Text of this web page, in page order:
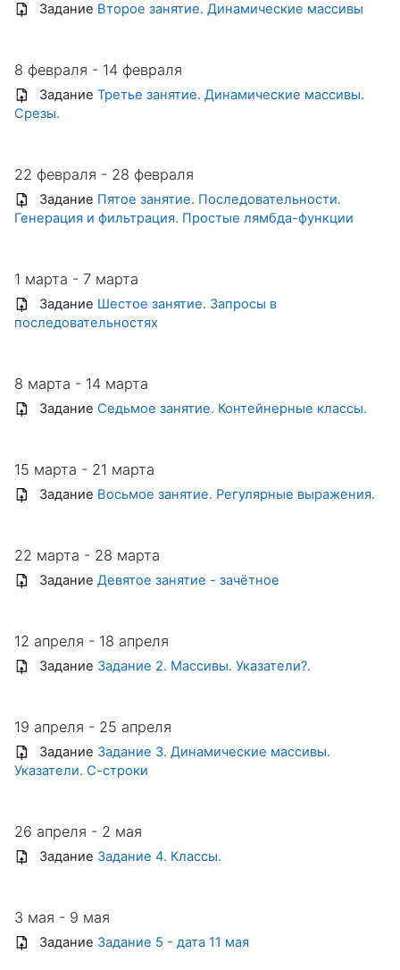
Задание Второе занятие. Динамические массивы
8 февраля - 14 февраля
Задание Третье занятие. Динамические массивы.
Срезы.
22 февраля - 28 февраля
Задание Пятое занятие. Последовательности.
Генерация и фильтрация. Простые лямбда-функции
1 марта - 7 марта
Задание Шестое занятие. Запросы в
последовательностях
8 марта - 14 марта
Задание Седьмое занятие. Контейнерные классы.
15 марта - 21 марта
Задание Восьмое занятие. Регулярные выражения.
22 марта - 28 марта
Задание Девятое занятие - зачётное
12 апреля - 18 апреля
Задание Задание 2. Массивы. Указатели?.
19 апреля - 25 апреля
Задание Задание 3. Динамические массивы.
Указатели. С-строки
26 апреля - 2 мая
Задание Задание 4. Классы.
3 мая - 9 мая
Задание Задание 5 - дата 11 мая